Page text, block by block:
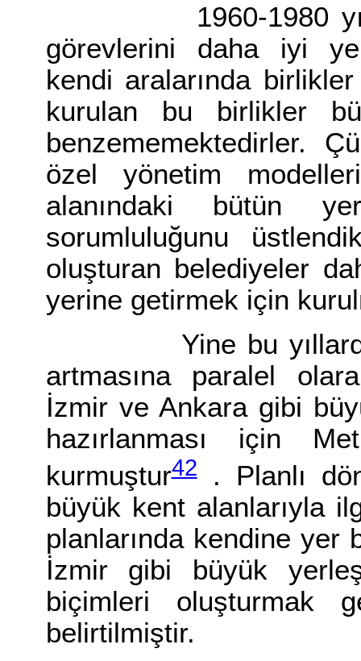
1960-1980 yılları
görevlerini daha iyi
kendi aralarında
kurulan bu birlikler
benzememektedirler.
özel yönetim
alanındaki bütün
sorumluluğunu
oluşturan belediyeler
yerine getirmek için
Yine bu yıllarda
artmasına paralel
İzmir ve Ankara gibi
hazırlanması için
kurmuştur42. Planlı
büyük kent alanlarıyla
planlarında kendine yer
İzmir gibi büyük
biçimleri oluşturmak
belirtilmiştir.